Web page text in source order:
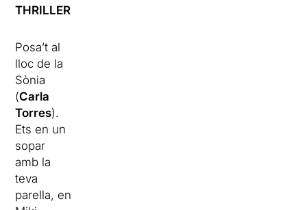
THRILLER
Posa’t al
lloc de la
Sònia
(Carla
Torres).
Ets en un
sopar
amb la
teva
parella, en